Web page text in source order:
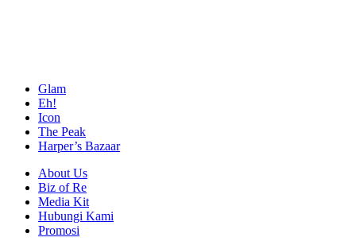
Glam
Eh!
Icon
The Peak
Harper’s Bazaar
About Us
Biz of Re
Media Kit
Hubungi Kami
Promosi